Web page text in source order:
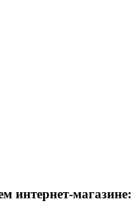
интернет-магазине: